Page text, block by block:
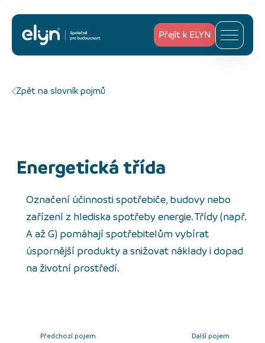
Přejít k ELYN
Zpět na slovník pojmů
Energetická třída
Označení účinnosti spotřebiče, budovy nebo
zařízení z hlediska spotřeby energie. Třídy (např.
A až G) pomáhají spotřebitelům vybírat
úspornější produkty a snižovat náklady i dopad
na životní prostředí.
Předchozí pojem Další pojem